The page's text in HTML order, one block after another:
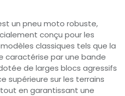
un pneu moto robuste,
conçu pour les
classiques tels que la
caractérise par une bande
de larges blocs agressifs
supérieure sur les terrains
en garantissant une